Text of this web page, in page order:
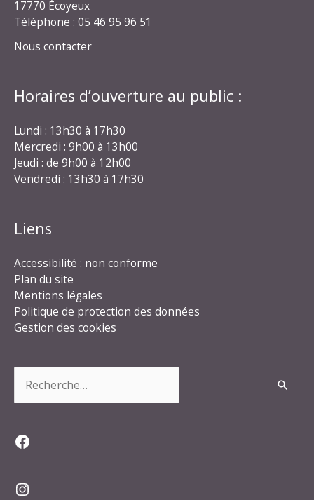
17770 Écoyeux
Téléphone : 05 46 95 96 51
Nous contacter
Horaires d’ouverture au public :
Lundi : 13h30 à 17h30
Mercredi : 9h00 à 13h00
Jeudi : de 9h00 à 12h00
Vendredi : 13h30 à 17h30
Liens
Accessibilité : non conforme
Plan du site
Mentions légales
Politique de protection des données
Gestion des cookies
Facebook
Instagram